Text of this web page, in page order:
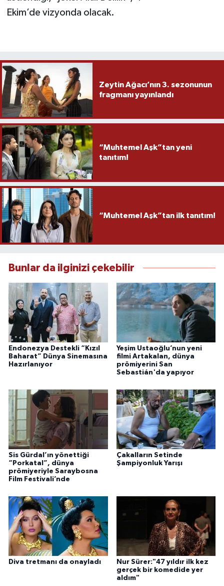
Ekim’de vizyonda olacak.
Zeytin Ağacı’nın 3. sezonunun
fragmanı yayınlandı
“Muhtemel Aşk”tan yeni
tanıtım!
“Muhtemel Aşk”tan ilk tanıtım!
Bunlar da ilginizi çekebilir
Endonezya Destekli “Kızıl
Baharat” Dünya Sinemasına
Hazırlanıyor
Yeşim Ustaoğlu’nun yeni
filmi Artakalan, dünya
prömiyerini San
Sebastián'da yapıyor
Sis Gürdal’ın yönettiği
“Porkatal”, dünya
prömiyeriyle Saraybosna
Film Festivali’nde
Çakalların Setinde
Şampiyonluk Yarışı
Diva tretmanı da onayladı
Nur Sürer:"47 yıldır ilk kez
gerçek bir komedide yer
aldım"